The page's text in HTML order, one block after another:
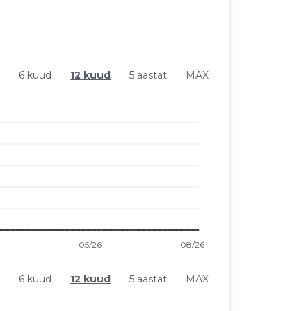
6 kuud 12 kuud 5 aastat MAX
6 kuud 12 kuud 5 aastat MAX